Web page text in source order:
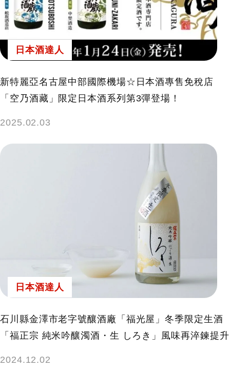
日本酒達人
新特麗亞名古屋中部國際機場☆日本酒專售免稅店
「空乃酒藏」限定日本酒系列第3彈登場！
2025.02.03
日本酒達人
石川縣金澤市老字號釀酒廠「福光屋」冬季限定生酒
「福正宗 純米吟釀濁酒・生 しろき」風味再淬鍊提升
2024.12.02